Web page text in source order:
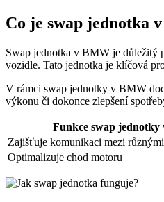
Co je swap jednotka
Swap jednotka v BMW je důležitý
vozidle. Tato jednotka je klíčová
V rámci swap jednotky v BMW
výkonu či dokonce zlepšení
Funkce swap
Zajišťuje komunikaci mezi
Optimalizuje chod motoru